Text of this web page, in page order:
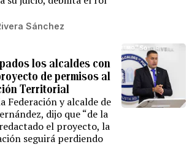
Sánchez
los alcaldes con
de permisos al
Territorial
Federación y alcalde de
dijo que “de la
el proyecto, la
seguirá perdiendo